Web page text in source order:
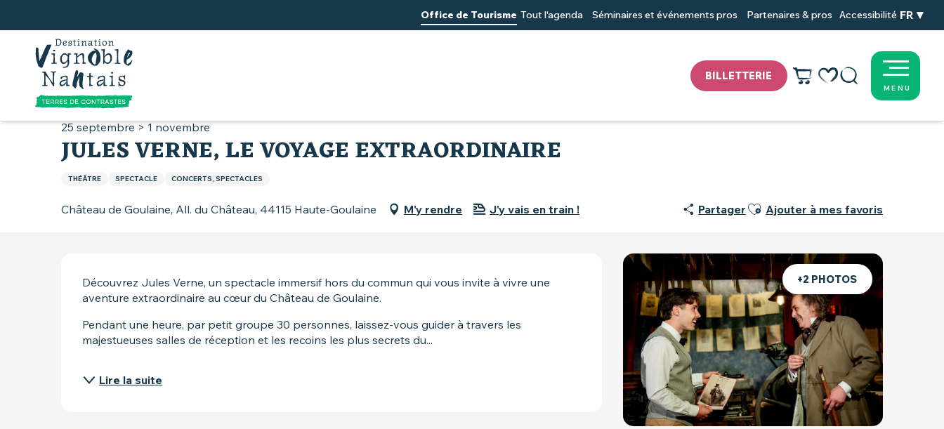
principal
BILLETTERIE
Voir les favoris
Recherche
Office de Tourisme Tout l'agenda Séminaires et événements pros Partenaires & pros Accessibilité FR
MENU
Accueil
25 septembre > 1 novembre
JULES VERNE, LE VOYAGE EXTRAORDINAIRE
THÉÂTRE SPECTACLE CONCERTS, SPECTACLES
Château de Goulaine, All. du Château, 44115 Haute-Goulaine M'y rendre J'y vais en train ! Partager Ajouter aux favoris
Ajouter à mes favoris
+2 PHOTOS
DESCRIPTION
Découvrez Jules Verne, un spectacle immersif hors du commun qui vous invite à vivre une
aventure extraordinaire au cœur du Château de Goulaine.
Pendant une heure, par petit groupe 30 personnes, laissez-vous guider à travers les
majestueuses salles de réception et les recoins les plus secrets du...
Lire la suite